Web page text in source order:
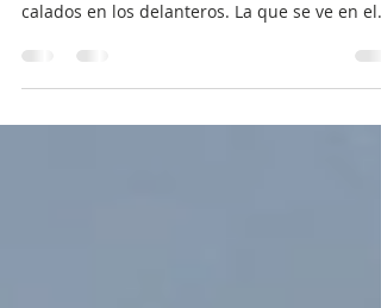
Hoy muestro el tutorial de una Chaqueta para
bebé de 3-6 meses, en punto liso y con